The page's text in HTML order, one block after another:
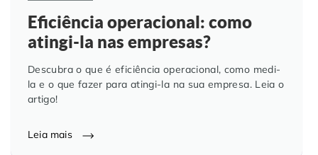
Eficiência operacional: como
atingi-la nas empresas?
Descubra o que é eficiência operacional, como medi-
la e o que fazer para atingi-la na sua empresa. Leia o
artigo!
Leia mais